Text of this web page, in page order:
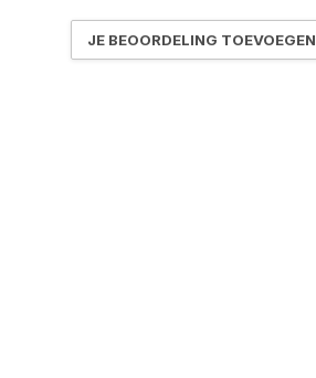
JE BEOORDELING TOEVOEGEN